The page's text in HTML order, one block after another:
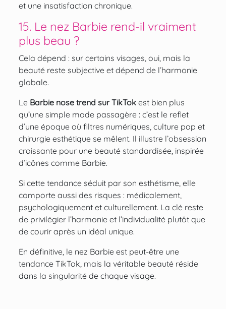
et une insatisfaction chronique.
15. Le nez Barbie rend-il vraiment
plus beau ?
Cela dépend : sur certains visages, oui, mais la
beauté reste subjective et dépend de l’harmonie
globale.
Le Barbie nose trend sur TikTokest bien plus
qu’une simple mode passagère : c’est le reflet
d’une époque où filtres numériques, culture pop et
chirurgie esthétique se mêlent. Il illustre l’obsession
croissante pour une beauté standardisée, inspirée
d’icônes comme Barbie.
Si cette tendance séduit par son esthétisme, elle
comporte aussi des risques : médicalement,
psychologiquement et culturellement. La clé reste
de privilégier l’harmonie et l’individualité plutôt que
de courir après un idéal unique.
En définitive, le nez Barbie est peut-être une
tendance TikTok, mais la véritable beauté réside
dans la singularité de chaque visage.